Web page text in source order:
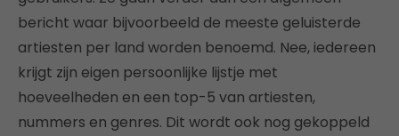
bericht waar bijvoorbeeld de meeste geluisterde
artiesten per land worden benoemd. Nee, iedereen
krijgt zijn eigen persoonlijke lijstje met
hoeveelheden en een top-5 van artiesten,
nummers en genres. Dit wordt ook nog gekoppeld